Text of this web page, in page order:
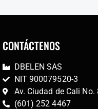
CONTÁCTENOS
DBELEN SAS
NIT 900079520-3
Av. Ciudad de Cali
(601) 252 4467